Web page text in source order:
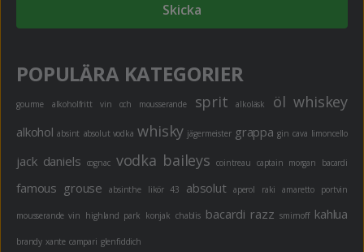
Skicka
POPULÄRA KATEGORIER
gourme alkoholfritt vin och mousserande sprit alkoläsk öl whiskey
alkohol absint absolut vodka whisky jägermeister grappa gin cava limoncello
jack daniels cognac vodka baileys cointreau captain morgan bacardi
famous grouse absinthe likör 43 absolut aperol raki amaretto portvin
mousserande vin highland park konjak chablis bacardi razz smirnoff kahlua
brandy xante campari glenfiddich